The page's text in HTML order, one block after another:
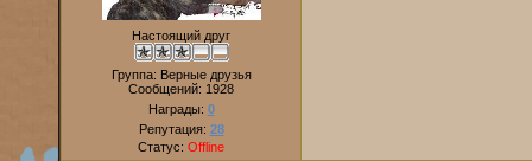
Настоящий друг
Группа: Верные друзья
Сообщений: 1928
Награды: 0
Репутация: 28
Статус: Offline